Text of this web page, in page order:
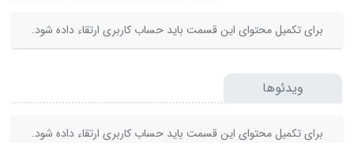
برای تکمیل محتوای این قسمت باید حساب کاربری ارتقاء داده شود.
ویدئوها
برای تکمیل محتوای این قسمت باید حساب کاربری ارتقاء داده شود.